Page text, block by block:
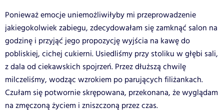
Ponieważ emocje uniemożliwiłyby mi przeprowadzenie
jakiegokolwiek zabiegu, zdecydowałam się zamknąć salon na
godzinę i przyjąć jego propozycję wyjścia na kawę do
pobliskiej, cichej cukierni. Usiedliśmy przy stoliku w głębi sali,
z dala od ciekawskich spojrzeń. Przez dłuższą chwilę
milczeliśmy, wodząc wzrokiem po parujących filiżankach.
Czułam się potwornie skrępowana, przekonana, że wyglądam
na zmęczoną życiem i zniszczoną przez czas.